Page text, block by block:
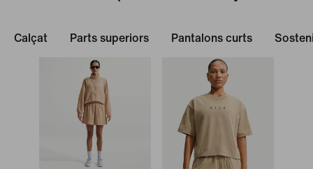
Calçat Parts superiors Pantalons curts